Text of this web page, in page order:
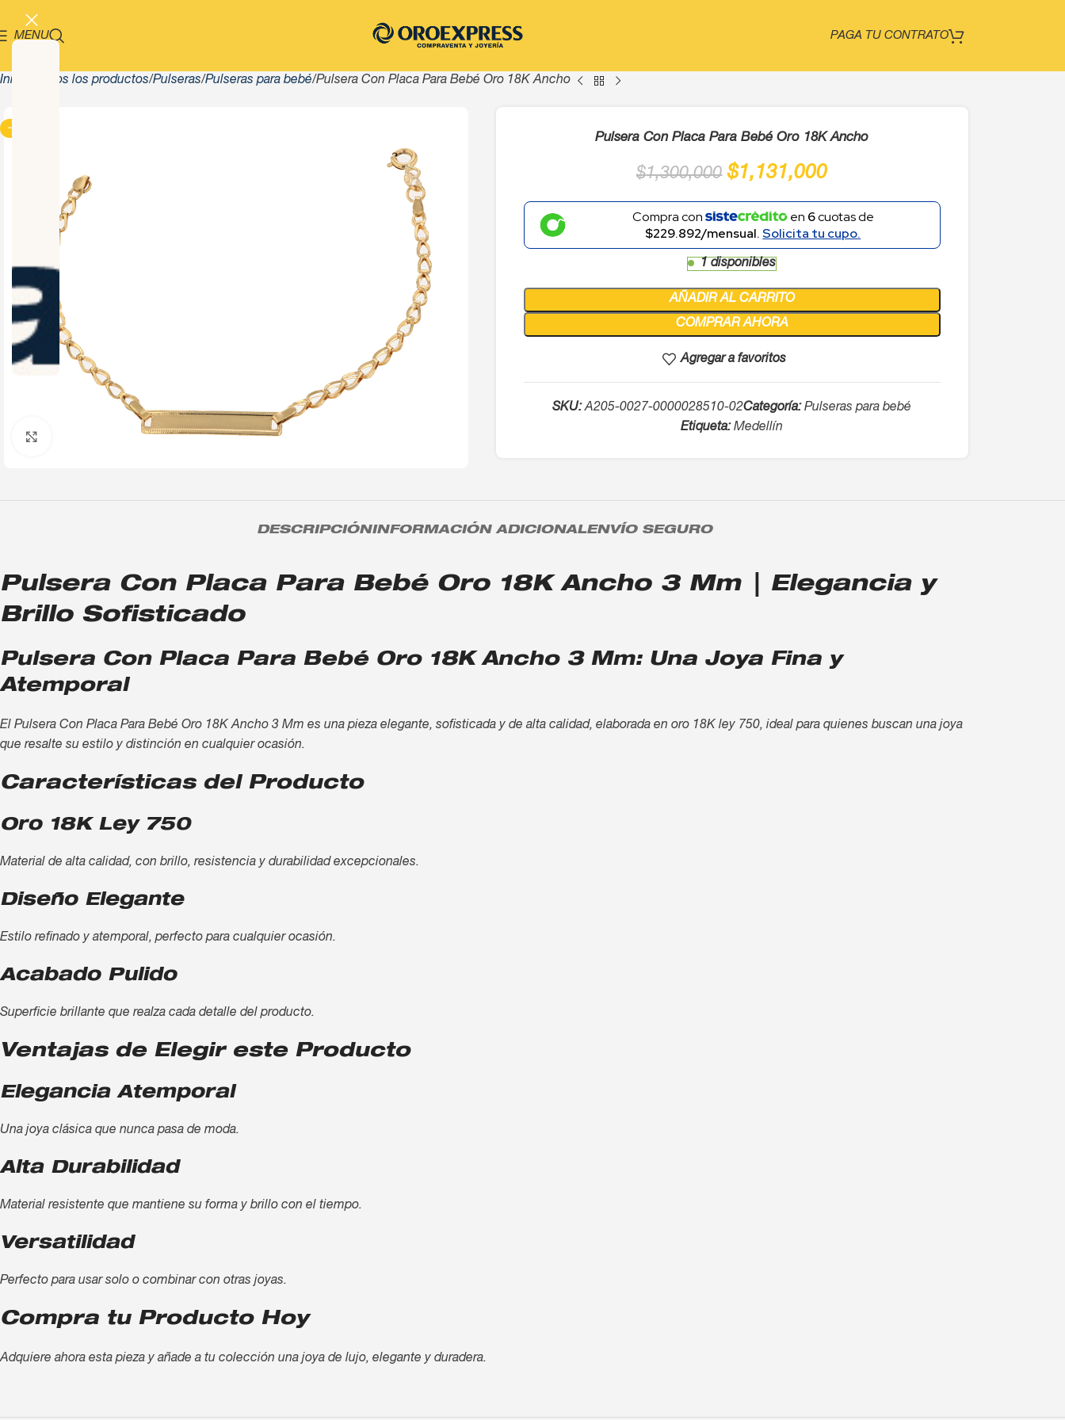
MENU PAGA TU CONTRATO
Inicio Todos los productos Pulseras Pulseras para bebé Pulsera Con Placa Para Bebé Oro 18K Ancho
-13%
Pulsera Con Placa Para Bebé Oro 18K Ancho
$1,300,000 $1,131,000
Compra con en 6cuotas de
$229.892/mensual.Solicita tu cupo.
1 disponibles
AÑADIR AL CARRITO
COMPRAR AHORA
Agregar a favoritos
SKU:A205-0027-0000028510-02Categoría: Pulseras para bebé
Etiqueta: Medellín
DESCRIPCIÓNINFORMACIÓN ADICIONALENVÍO SEGURO
Pulsera Con Placa Para Bebé Oro 18K Ancho 3 Mm | Elegancia y
Brillo Sofisticado
Pulsera Con Placa Para Bebé Oro 18K Ancho 3 Mm: Una Joya Fina y
Atemporal
El Pulsera Con Placa Para Bebé Oro 18K Ancho 3 Mm es una pieza elegante, sofisticada y de alta calidad, elaborada en oro 18K ley 750, ideal para quienes buscan una joya
que resalte su estilo y distinción en cualquier ocasión.
Características del Producto
Oro 18K Ley 750
Material de alta calidad, con brillo, resistencia y durabilidad excepcionales.
Diseño Elegante
Estilo refinado y atemporal, perfecto para cualquier ocasión.
Acabado Pulido
Superficie brillante que realza cada detalle del producto.
Ventajas de Elegir este Producto
Elegancia Atemporal
Una joya clásica que nunca pasa de moda.
Alta Durabilidad
Material resistente que mantiene su forma y brillo con el tiempo.
Versatilidad
Perfecto para usar solo o combinar con otras joyas.
Compra tu Producto Hoy
Adquiere ahora esta pieza y añade a tu colección una joya de lujo, elegante y duradera.